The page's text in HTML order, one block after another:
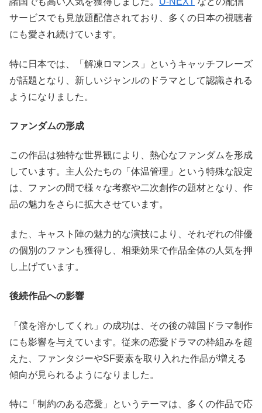
サービスでも見放題配信されており、多くの日本の視聴者
にも愛され続けています。
特に日本では、「解凍ロマンス」というキャッチフレーズ
が話題となり、新しいジャンルのドラマとして認識される
ようになりました。
ファンダムの形成
この作品は独特な世界観により、熱心なファンダムを形成
しています。主人公たちの「体温管理」という特殊な設定
は、ファンの間で様々な考察や二次創作の題材となり、作
品の魅力をさらに拡大させています。
また、キャスト陣の魅力的な演技により、それぞれの俳優
の個別のファンも獲得し、相乗効果で作品全体の人気を押
し上げています。
後続作品への影響
「僕を溶かしてくれ」の成功は、その後の韓国ドラマ制作
にも影響を与えています。従来の恋愛ドラマの枠組みを超
えた、ファンタジーやSF要素を取り入れた作品が増える
傾向が見られるようになりました。
特に「制約のある恋愛」というテーマは、多くの作品で応